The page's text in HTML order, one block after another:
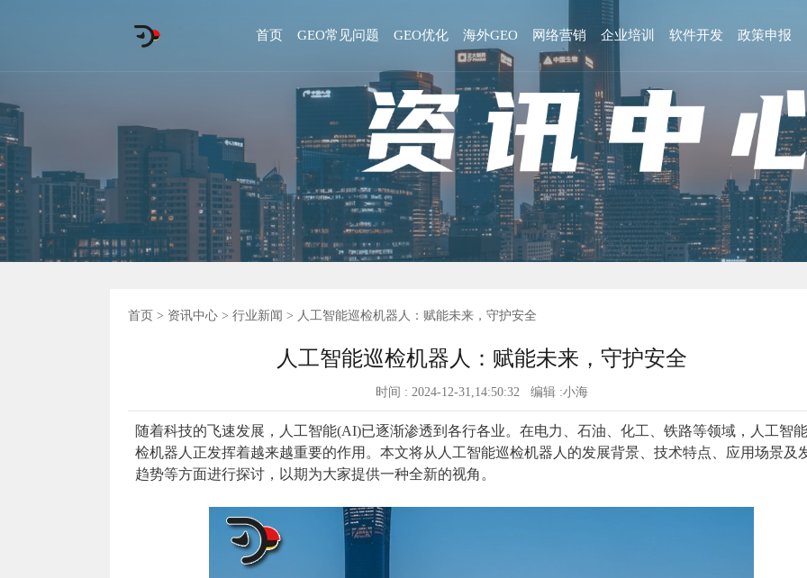
首页 GEO常见问题 GEO优化 海外GEO 网络营销 企业培训 软件开发 政策申报
首页 > 资讯中心 > 行业新闻 > 人工智能巡检机器人：赋能未来，守护安全
人工智能巡检机器人：赋能未来，守护安全
时间 : 2024-12-31,14:50:32 编辑 :小海
随着科技的飞速发展，人工智能(AI)已逐渐渗透到各行各业。在电力、石油、化工、铁路等领域，人工智
检机器人正发挥着越来越重要的作用。本文将从人工智能巡检机器人的发展背景、技术特点、应用场景及
趋势等方面进行探讨，以期为大家提供一种全新的视角。